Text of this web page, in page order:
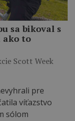
sa bikoval s
ako to
Scott Week